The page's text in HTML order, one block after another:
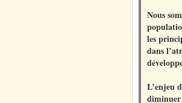
Nous
les
dans
L’enjeu
diminuer